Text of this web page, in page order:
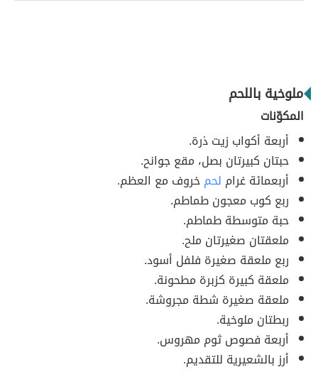
ملوخية باللحم
المكوّنات
أربعة أكواب زيت ذرة.
حبتان كبيرتان بصل، مقع جوانح.
أربعمائة غرام لحمخروف مع العظم.
ربع كوب معجون طماطم.
حبة متوسطة طماطم.
ملعقتان صغيرتان ملح.
ربع ملعقة صغيرة فلفل أسود.
ملعقة كبيرة كزبرة مطحونة.
ملعقة صغيرة شطة مجروشة.
ربطتان ملوخية.
أربعة فصوص ثوم مهروس.
أرز بالشعيرية للتقديم.